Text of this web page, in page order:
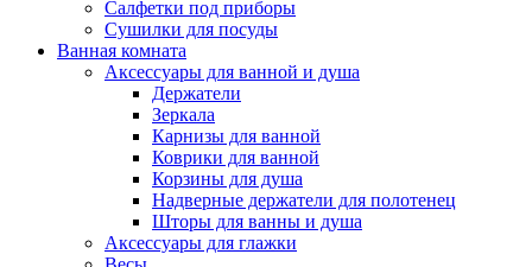
Салфетки под приборы
Сушилки для посуды
Ванная комната
Аксессуары для ванной и душа
Держатели
Зеркала
Карнизы для ванной
Коврики для ванной
Корзины для душа
Надверные держатели для полотенец
Шторы для ванны и душа
Аксессуары для глажки